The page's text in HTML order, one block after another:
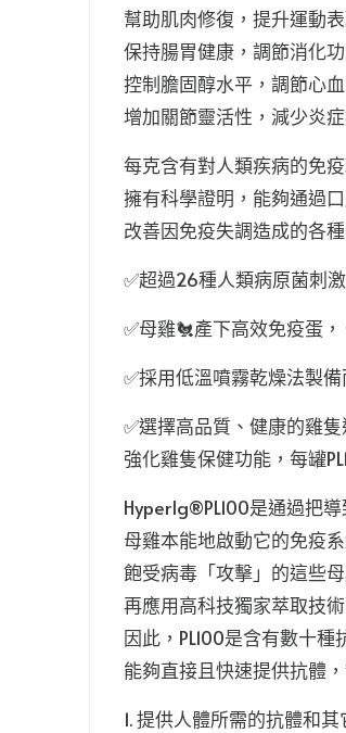
幫助肌肉修復，提升運動
保持腸胃健康，調節消化
控制膽固醇水平，調節心
增加關節靈活性，減少炎
每克含有對人類疾病的免
擁有科學證明，能夠通過
改善因免疫失調造成的各
✅超過26種人類病原菌刺
✅母雞🐔產下高效免疫蛋
✅採用低溫噴霧乾燥法製
✅選擇高品質、健康的雞
強化雞隻保健功能，每罐
HyperIg®️PL100是通過把
母雞本能地啟動它的免疫
飽受病毒「攻擊」的這些
再應用高科技獨家萃取技
因此，PL100是含有數十
能夠直接且快速提供抗體
1. 提供人體所需的抗體和